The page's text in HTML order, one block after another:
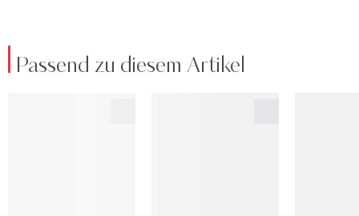
Passend zu diesem Artikel